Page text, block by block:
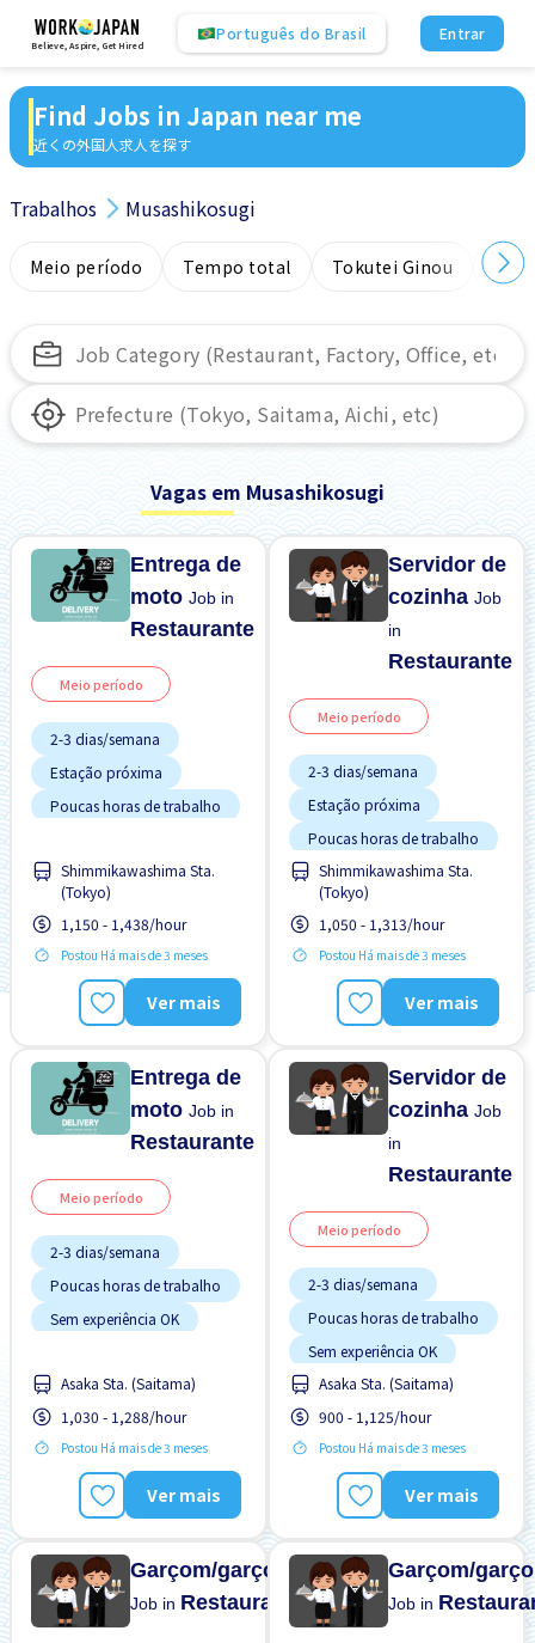
Believe, Aspire, Get Hired
Português do Brasil Entrar
Find Jobs in Japan near me
近くの外国人求人を探す
Trabalhos Musashikosugi
Meio período Tempo total Tokutei Ginou
Vagas em Musashikosugi
Entrega de
motoJob in
Restaurante
Meio período
2-3 dias/semana
Estação próxima
Poucas horas de trabalho
Turno FDS
Shimmikawashima Sta.
(Tokyo)
1,150 - 1,438/hour
Postou Há mais de 3 meses
Ver mais
Servidor de
cozinhaJob
in
Restaurante
Meio período
2-3 dias/semana
Estação próxima
Poucas horas de trabalho
Sem experiência OK
Turno FDS
Shimmikawashima Sta.
(Tokyo)
1,050 - 1,313/hour
Postou Há mais de 3 meses
Ver mais
Entrega de
motoJob in
Restaurante
Meio período
2-3 dias/semana
Poucas horas de trabalho
Sem experiência OK
Asaka Sta. (Saitama)
1,030 - 1,288/hour
Postou Há mais de 3 meses
Ver mais
Servidor de
cozinhaJob
in
Restaurante
Meio período
2-3 dias/semana
Poucas horas de trabalho
Sem experiência OK
Turno FDS
Asaka Sta. (Saitama)
900 - 1,125/hour
Postou Há mais de 3 meses
Ver mais
Garçom/garçonete
Job in Restaurante
Garçom/
Job in